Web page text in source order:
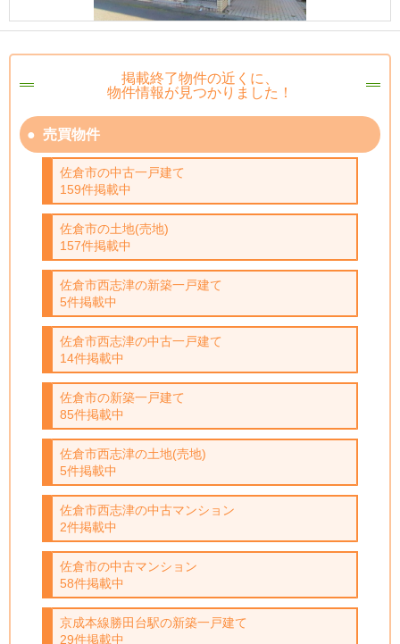
掲載終了物件の近くに、
物件情報が見つかりました！
売買物件
佐倉市の中古一戸建て
159件掲載中
佐倉市の土地(売地)
157件掲載中
佐倉市西志津の新築一戸建て
5件掲載中
佐倉市西志津の中古一戸建て
14件掲載中
佐倉市の新築一戸建て
85件掲載中
佐倉市西志津の土地(売地)
5件掲載中
佐倉市西志津の中古マンション
2件掲載中
佐倉市の中古マンション
58件掲載中
京成本線勝田台駅の新築一戸建て
29件掲載中